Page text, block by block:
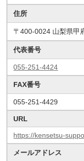
住所
〒400-0024 山梨県甲
代表番号
055-251-4424
FAX番号
055-251-4429
URL
https://kensetsu-
メールアドレス